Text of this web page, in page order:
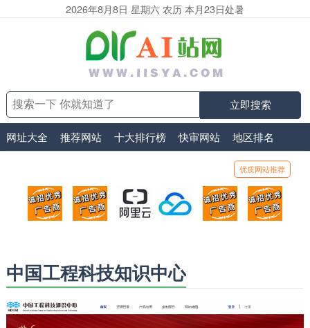
2026年8月8日 星期六 农历 本月23日处暑
立即搜索
网址大全 推荐网站 十大排行榜 快审网站 地区排名
优质网站推荐
顶部广告位1
广告位招商_广告位待售
顶部广告位2
广告位招商_广告位待售
阿里云
打折活动、99元/年
腾讯云
优惠打折，99元/年
顶部广告位5
广告位招商_
中国工程科技知识中心